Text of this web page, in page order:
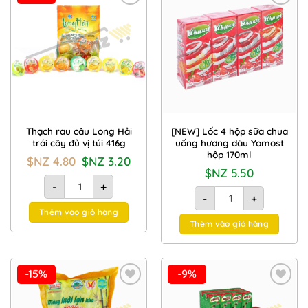
Add to
Wishlist
Thạch rau câu Long Hải
trái cây đủ vị túi 416g
$NZ4.80 Giá
gốc
là:
$NZ3.20Giá
hiện
-
Thạch rau câu Long Hải trái cây đủ vị túi 416g số lượng
+
Thêm vào giỏ hàng
Add to
Wishlist
[NEW] Lốc 4 hộp sữa chua
uống hương dâu Yomost
hộp 170ml
$NZ 5.50
-
[NEW] Lốc 4 hộp sữa
+
Thêm vào giỏ hàng
-15%
Add to
-9%
Add to